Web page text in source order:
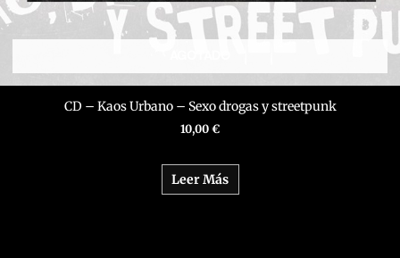
CD – Kaos Urbano – Sexo drogas y streetpunk
10,00 €
Leer Más